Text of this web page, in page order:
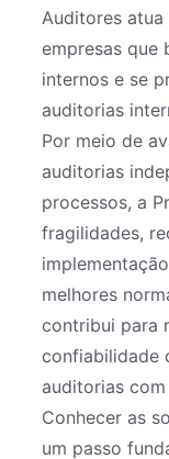
Auditores
empresas que
internos e se
auditorias
Por meio de
auditorias
processos, a
fragilidades,
melhores
contribui para
confiabilidade
auditorias
Conhecer as
um passo